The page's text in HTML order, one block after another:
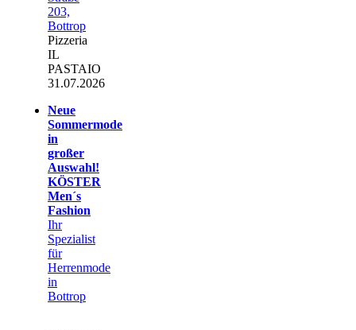
203,
Bottrop
Pizzeria
IL
PASTAIO
31.07.2026
Neue
Sommermode
in
großer
Auswahl!
KÖSTER
Men´s
Fashion
Ihr
Spezialist
für
Herrenmode
in
Bottrop